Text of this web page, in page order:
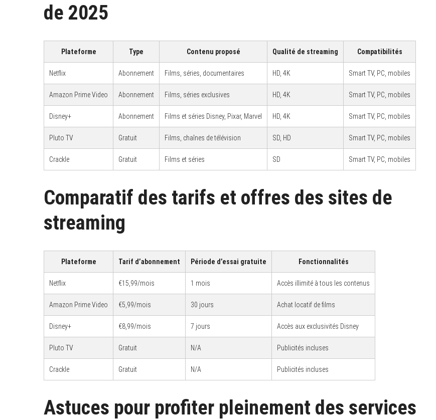
de 2025
Plateforme Type Contenu proposé Qualité de streaming Compatibilités
Netflix Abonnement Films, séries, documentaires HD, 4K Smart TV, PC, mobiles
Amazon Prime Video Abonnement Films, séries exclusives HD, 4K Smart TV, PC, mobiles
Disney+ Abonnement Films et séries Disney, Pixar, Marvel HD, 4K Smart TV, PC, mobiles
Pluto TV Gratuit Films, chaînes de télévision SD, HD Smart TV, PC, mobiles
Crackle Gratuit Films et séries SD Smart TV, PC, mobiles
Comparatif des tarifs et offres des sites de
streaming
Plateforme Tarif d’abonnement Période d’essai gratuite Fonctionnalités
Netflix €15,99/mois 1 mois Accès illimité à tous les contenus
Amazon Prime Video €5,99/mois 30 jours Achat locatif de films
Disney+ €8,99/mois 7 jours Accès aux exclusivités Disney
Pluto TV Gratuit N/A Publicités incluses
Crackle Gratuit N/A Publicités incluses
Astuces pour profiter pleinement des services
e
r
h